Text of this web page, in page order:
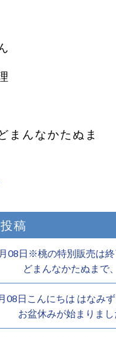
まんなかたぬま
稿
08日※桃の特別販売は終
どまんなかたぬまで
08日こんにちは はなみ
お盆休みが始まりま